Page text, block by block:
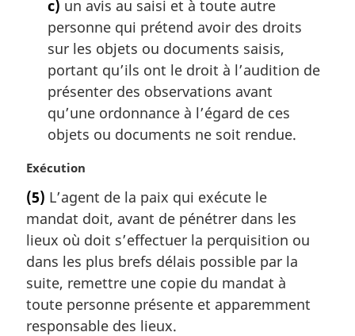
c) un avis au saisi et à toute autre
personne qui prétend avoir des droits
sur les objets ou documents saisis,
portant qu’ils ont le droit à l’audition de
présenter des observations avant
qu’une ordonnance à l’égard de ces
objets ou documents ne soit rendue.
N
t
e
m
a
g
i
n
Exécution
(5) L’agent de la paix qui exécute le
mandat doit, avant de pénétrer dans les
lieux où doit s’effectuer la perquisition ou
dans les plus brefs délais possible par la
suite, remettre une copie du mandat à
toute personne présente et apparemment
responsable des lieux.